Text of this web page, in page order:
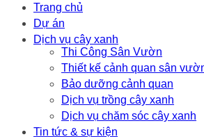
Trang chủ
Dự án
Dịch vụ cây xanh
Thi Công Sân Vườn
Thiết kế cảnh quan sân
Bảo dưỡng cảnh quan
Dịch vụ trồng cây xanh
Dịch vụ chăm sóc cây xanh
Tin tức & sự kiện